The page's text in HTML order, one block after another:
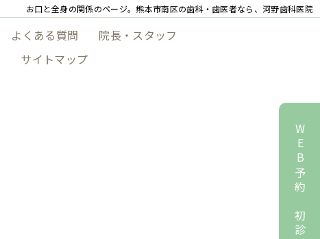
お口と全身の関係のページ。熊本市南区の歯科・歯医者なら、河野歯科医院
よくある質問
院長・スタッフ
サイトマップ
WEB予約 初診